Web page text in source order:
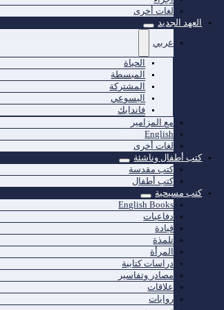
لغات أخرى
العهد الجديد
عربي
الحياة
المبسطة
المشتركة
اليسوعي
فاندايك
مع المزامير
English
لغات أخرى
كتب أطفال وناشئة
كتب مقدسة
كتب أطفال
كتب مسيحية
English Books
دفاعيات
قيادة
تلمذة
المرأة
دراسات كتابية
مصادر وتفاسير
علاقات
روايات